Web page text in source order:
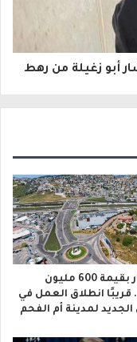
أبو زغيلة من رهط
استثمار بقيمة 600 مليون
انطلاق العمل في
لمدينة أم الفحم